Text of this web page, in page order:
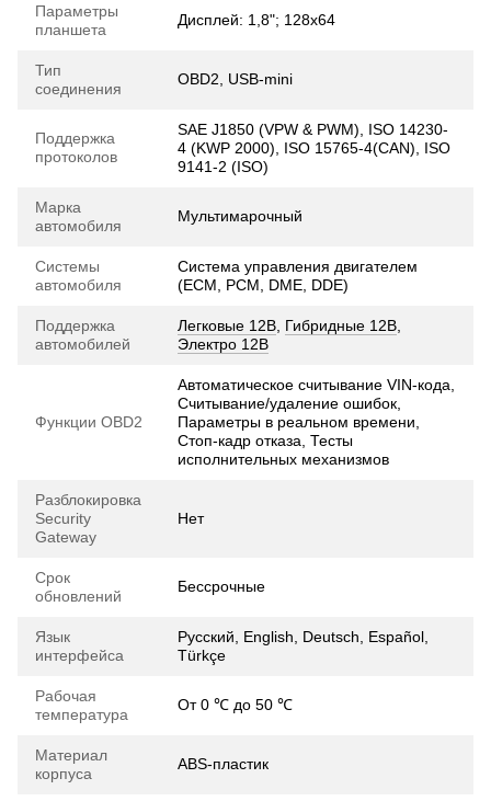
Параметры
планшета
Дисплей: 1,8"; 128х64
Тип
соединения
OBD2, USB-mini
Поддержка
протоколов
SAE J1850 (VPW & PWM), ISO 14230-
4 (KWP 2000), ISO 15765-4(CAN), ISO
9141-2 (ISO)
Марка
автомобиля
Мультимарочный
Системы
автомобиля
Система управления двигателем
(ECM, PCM, DME, DDE)
Поддержка
автомобилей
Легковые 12В Гибридные 12В
Электро 12В
Функции OBD2
Автоматическое считывание VIN-кода,
Считывание/удаление ошибок,
Параметры в реальном времени,
Стоп-кадр отказа, Тесты
исполнительных механизмов
Разблокировка
Security
Gateway
Нет
Срок
обновлений
Бессрочные
Язык
интерфейса
Русский, English, Deutsch, Español,
Türkçe
Рабочая
температура
От 0 ℃ до 50 ℃
Материал
корпуса
ABS-пластик